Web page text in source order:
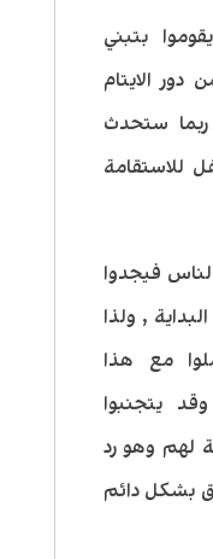
بتبني
دور الايتام
ستحدث
للاستقامة
فيجدوا
, ولذا
مع هذا
يتجنبوا
لهم وهو رد
بشكل دائم